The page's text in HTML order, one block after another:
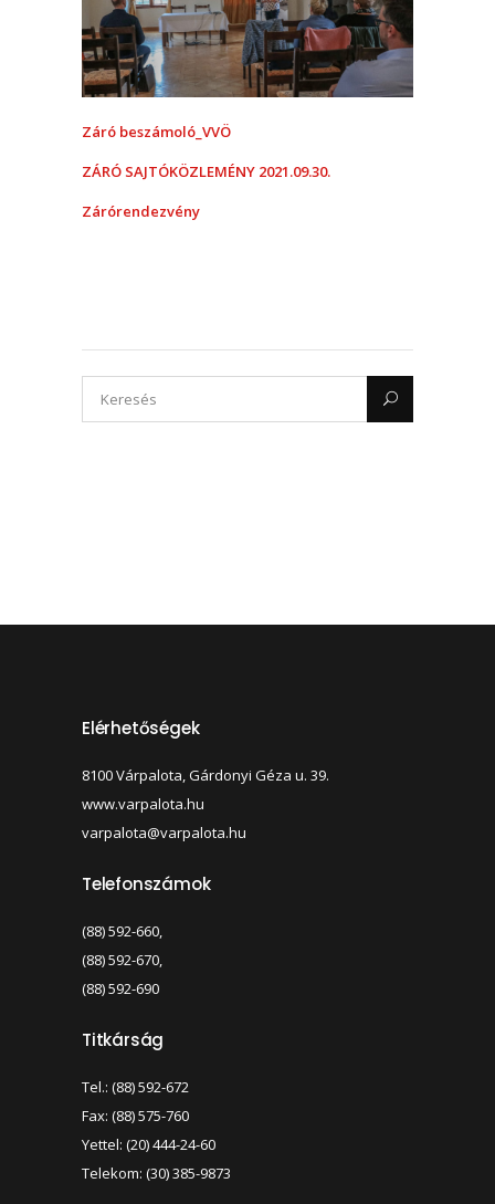
Záró beszámoló_VVÖ
ZÁRÓ SAJTÓKÖZLEMÉNY 2021.09.30.
Zárórendezvény
Elérhetőségek
8100 Várpalota, Gárdonyi Géza u. 39.
www.varpalota.hu
varpalota@varpalota.hu
Telefonszámok
(88) 592-660,
(88) 592-670,
(88) 592-690
Titkárság
Tel.: (88) 592-672
Fax: (88) 575-760
Yettel: (20) 444-24-60
Telekom: (30) 385-9873